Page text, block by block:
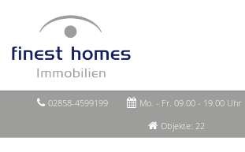
02858-4599199 Mo. - Fr. 09.00 - 19.00 Uhr
Objekte: 22